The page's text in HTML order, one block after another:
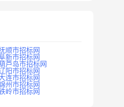
顺市招标网
新市招标网
芦岛市招标网
阳市招标网
连市招标网
州市招标网
岭市招标网